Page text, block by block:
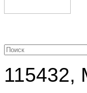
115432,